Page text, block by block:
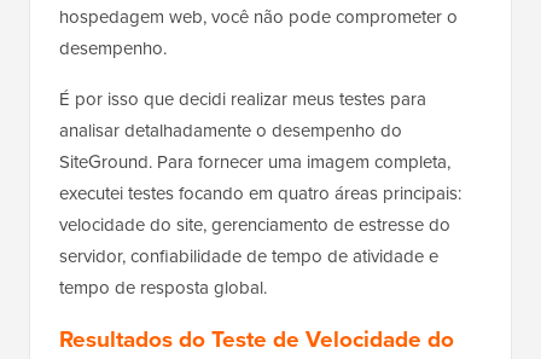
hospedagem web, você não pode comprometer o
desempenho.
É por isso que decidi realizar meus testes para
analisar detalhadamente o desempenho do
SiteGround. Para fornecer uma imagem completa,
executei testes focando em quatro áreas principais:
velocidade do site, gerenciamento de estresse do
servidor, confiabilidade de tempo de atividade e
tempo de resposta global.
Resultados do Teste de Velocidade do